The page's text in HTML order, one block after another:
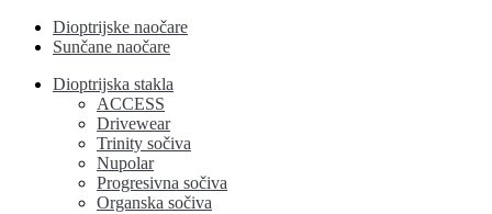
Dioptrijske naočare
Sunčane naočare
Dioptrijska stakla
ACCESS
Drivewear
Trinity sočiva
Nupolar
Progresivna sočiva
Organska sočiva